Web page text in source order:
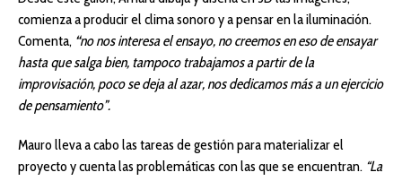
comienza a producir el clima sonoro y a pensar en la iluminación.
Comenta, “no nos interesa el ensayo, no creemos en eso de ensayar
hasta que salga bien, tampoco trabajamos a partir de la
improvisación, poco se deja al azar, nos dedicamos más a un ejercicio
de pensamiento”.
Mauro lleva a cabo las tareas de gestión para materializar el
proyecto y cuenta las problemáticas con las que se encuentran. “La